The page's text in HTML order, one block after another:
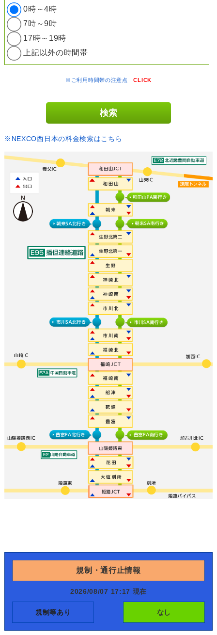
0時～4時
7時～9時
17時～19時
上記以外の時間帯
※ご利用時間帯の注意点CLICK
※NEXCO西日本の料金検索はこちら
規制・通行止情報
2026/08/07 17:17 現在
規制等あり なし